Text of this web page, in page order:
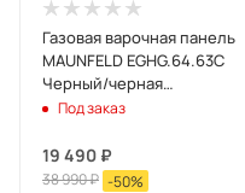
Газовая варочная панель
MAUNFELD EGHG.64.63C
Черный/черная
фурнитура
Под заказ
19 490 ₽
38 990₽ -50%